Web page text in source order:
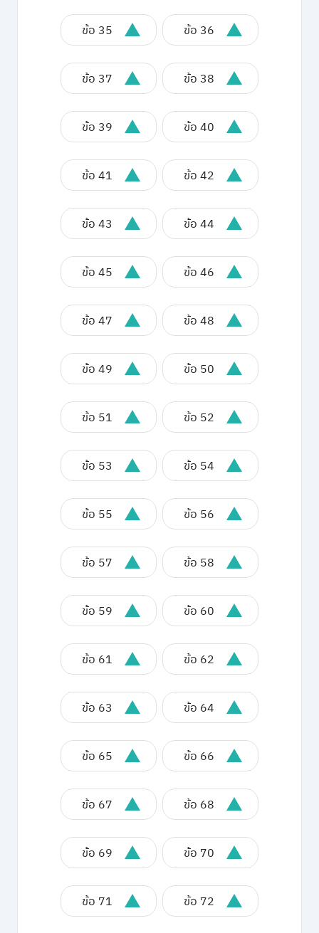
ข้อ 35 ข้อ 36
ข้อ 37 ข้อ 38
ข้อ 39 ข้อ 40
ข้อ 41 ข้อ 42
ข้อ 43 ข้อ 44
ข้อ 45 ข้อ 46
ข้อ 47 ข้อ 48
ข้อ 49 ข้อ 50
ข้อ 51 ข้อ 52
ข้อ 53 ข้อ 54
ข้อ 55 ข้อ 56
ข้อ 57 ข้อ 58
ข้อ 59 ข้อ 60
ข้อ 61 ข้อ 62
ข้อ 63 ข้อ 64
ข้อ 65 ข้อ 66
ข้อ 67 ข้อ 68
ข้อ 69 ข้อ 70
ข้อ 71 ข้อ 72